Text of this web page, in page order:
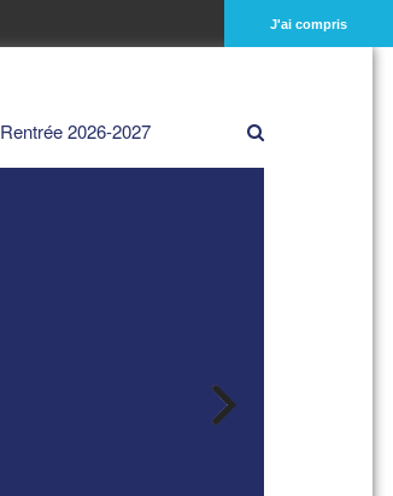
J'ai compris
Rentrée 2026-2027